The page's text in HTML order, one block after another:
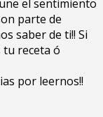
el sentimiento
parte de
saber de ti!! Si
receta ó
por leernos!!